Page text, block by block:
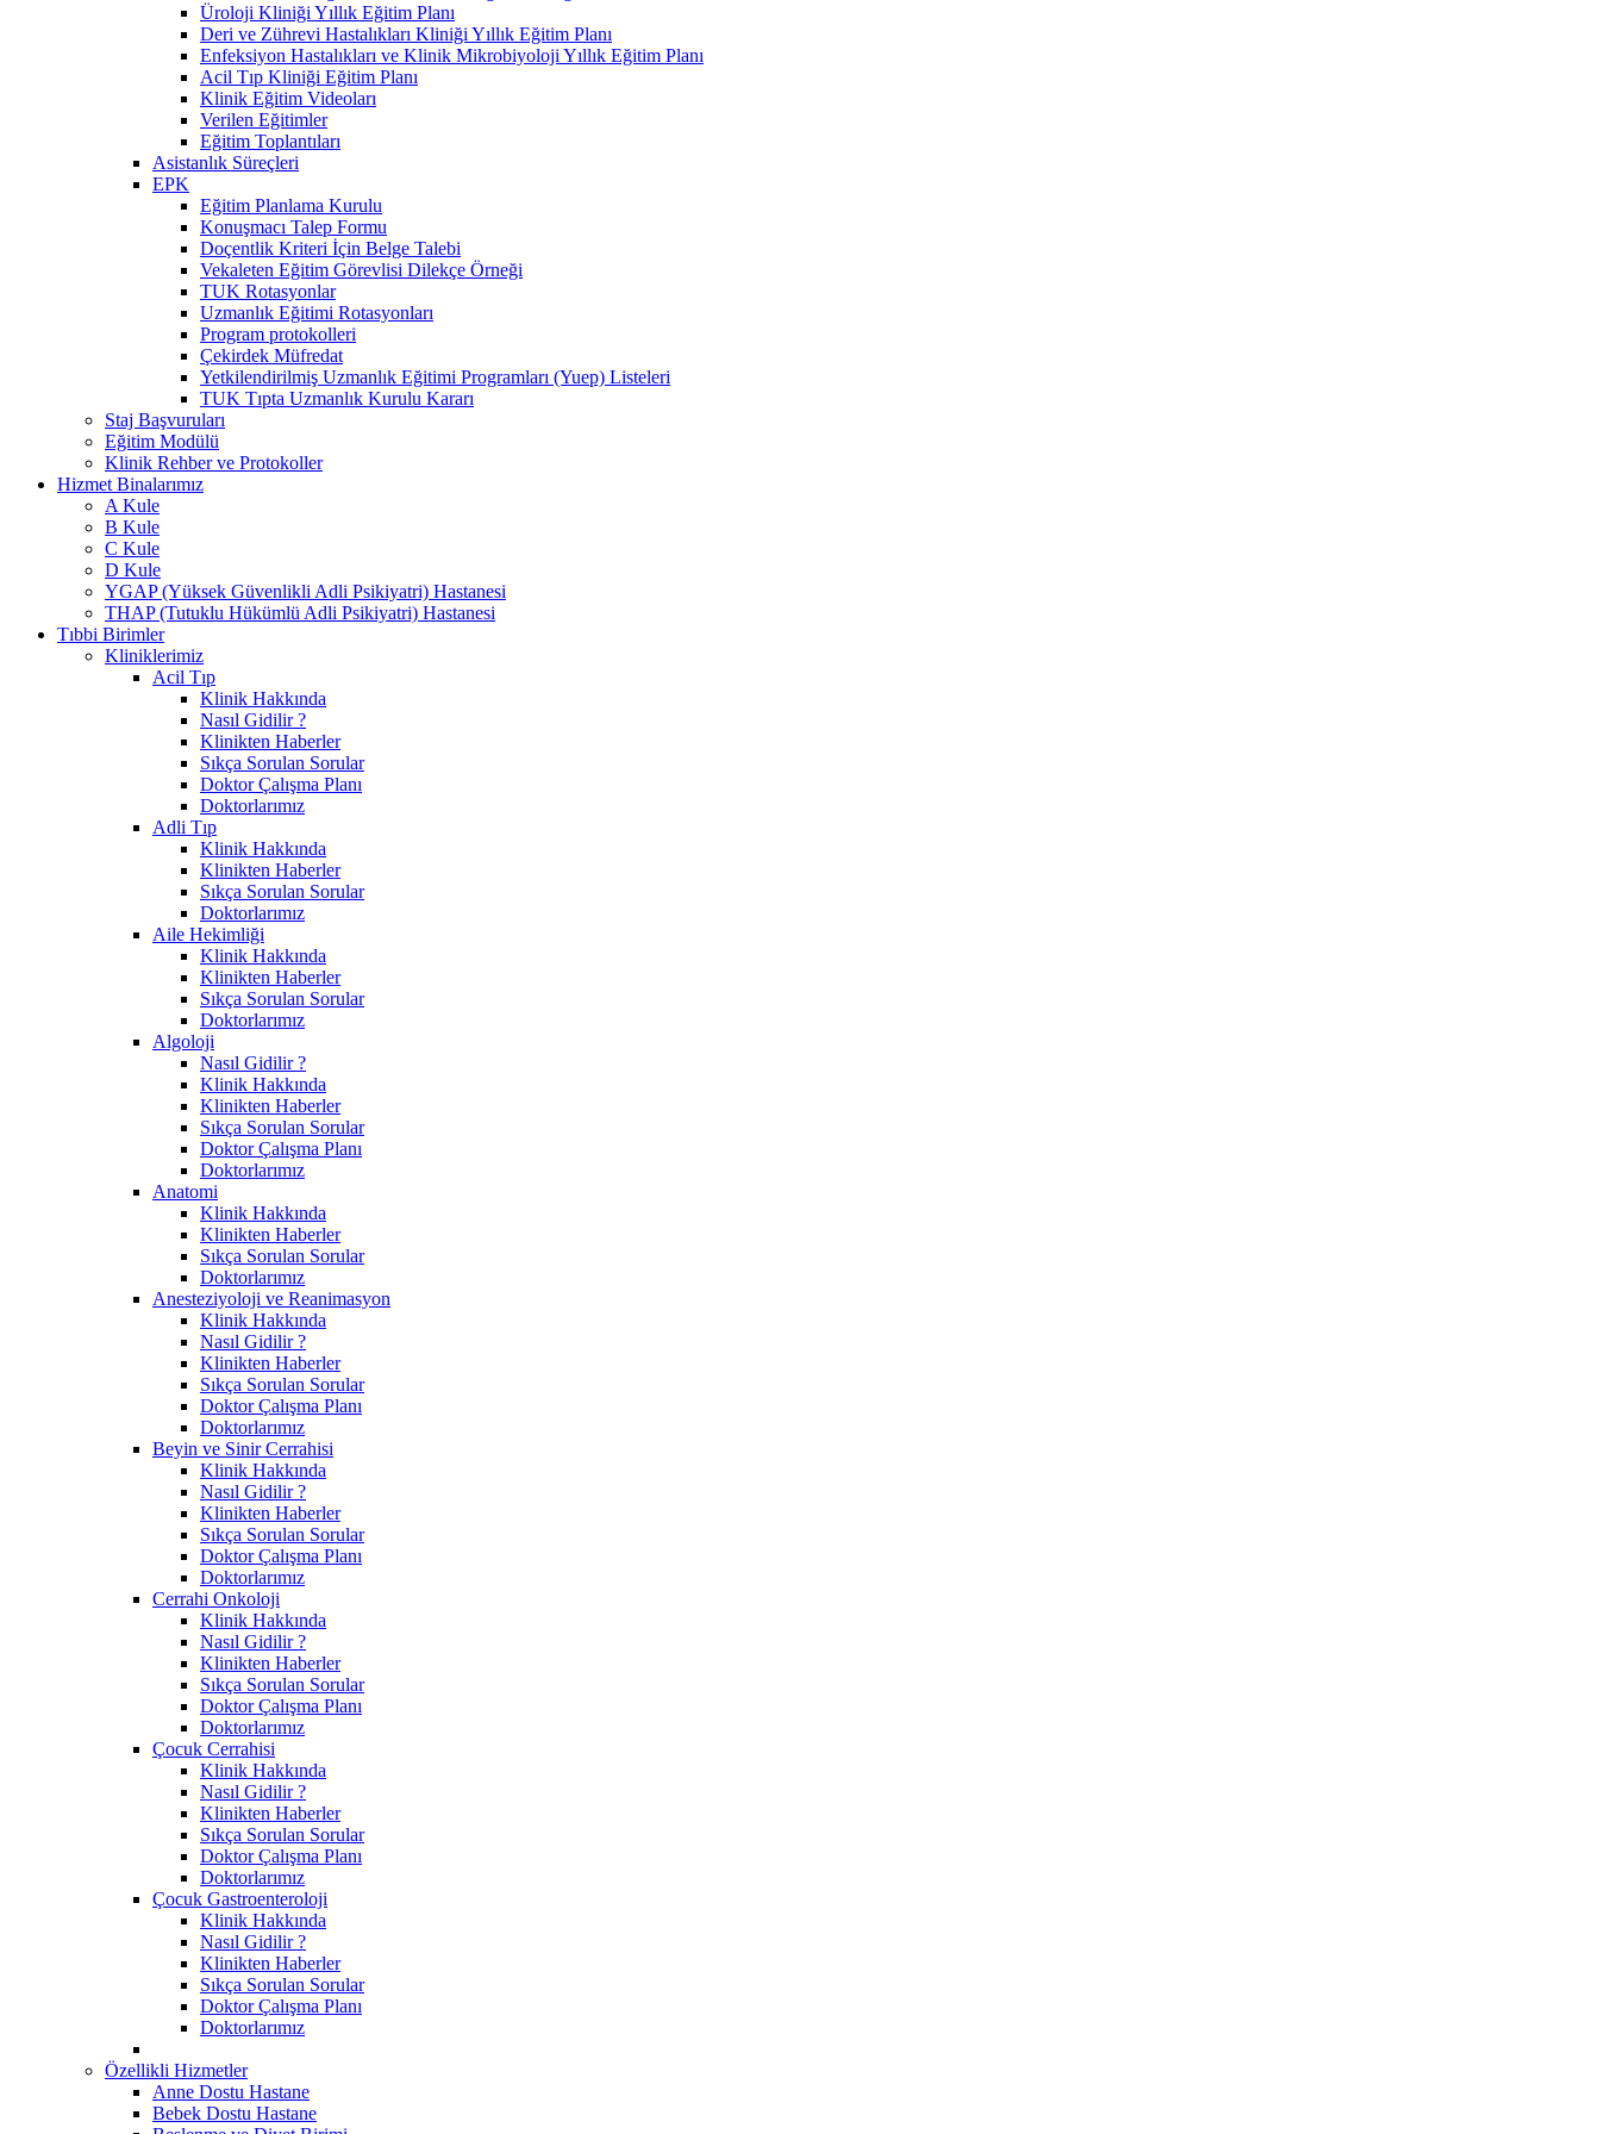
Üroloji Kliniği Yıllık Eğitim Planı
Deri ve Zührevi Hastalıkları Kliniği Yıllık Eğitim Planı
Enfeksiyon Hastalıkları ve Klinik Mikrobiyoloji Yıllık Eğitim Planı
Acil Tıp Kliniği Eğitim Planı
Klinik Eğitim Videoları
Verilen Eğitimler
Eğitim Toplantıları
Asistanlık Süreçleri
EPK
Eğitim Planlama Kurulu
Konuşmacı Talep Formu
Doçentlik Kriteri İçin Belge Talebi
Vekaleten Eğitim Görevlisi Dilekçe Örneği
TUK Rotasyonlar
Uzmanlık Eğitimi Rotasyonları
Program protokolleri
Çekirdek Müfredat
Yetkilendirilmiş Uzmanlık Eğitimi Programları (Yuep) Listeleri
TUK Tıpta Uzmanlık Kurulu Kararı
Staj Başvuruları
Eğitim Modülü
Klinik Rehber ve Protokoller
Hizmet Binalarımız
A Kule
B Kule
C Kule
D Kule
YGAP (Yüksek Güvenlikli Adli Psikiyatri) Hastanesi
THAP (Tutuklu Hükümlü Adli Psikiyatri) Hastanesi
Tıbbi Birimler
Kliniklerimiz
Acil Tıp
Klinik Hakkında
Nasıl Gidilir ?
Klinikten Haberler
Sıkça Sorulan Sorular
Doktor Çalışma Planı
Doktorlarımız
Adli Tıp
Klinik Hakkında
Klinikten Haberler
Sıkça Sorulan Sorular
Doktorlarımız
Aile Hekimliği
Klinik Hakkında
Klinikten Haberler
Sıkça Sorulan Sorular
Doktorlarımız
Algoloji
Nasıl Gidilir ?
Klinik Hakkında
Klinikten Haberler
Sıkça Sorulan Sorular
Doktor Çalışma Planı
Doktorlarımız
Anatomi
Klinik Hakkında
Klinikten Haberler
Sıkça Sorulan Sorular
Doktorlarımız
Anesteziyoloji ve Reanimasyon
Klinik Hakkında
Nasıl Gidilir ?
Klinikten Haberler
Sıkça Sorulan Sorular
Doktor Çalışma Planı
Doktorlarımız
Beyin ve Sinir Cerrahisi
Klinik Hakkında
Nasıl Gidilir ?
Klinikten Haberler
Sıkça Sorulan Sorular
Doktor Çalışma Planı
Doktorlarımız
Cerrahi Onkoloji
Klinik Hakkında
Nasıl Gidilir ?
Klinikten Haberler
Sıkça Sorulan Sorular
Doktor Çalışma Planı
Doktorlarımız
Çocuk Cerrahisi
Klinik Hakkında
Nasıl Gidilir ?
Klinikten Haberler
Sıkça Sorulan Sorular
Doktor Çalışma Planı
Doktorlarımız
Çocuk Gastroenteroloji
Klinik Hakkında
Nasıl Gidilir ?
Klinikten Haberler
Sıkça Sorulan Sorular
Doktor Çalışma Planı
Doktorlarımız
Özellikli Hizmetler
Anne Dostu Hastane
Bebek Dostu Hastane